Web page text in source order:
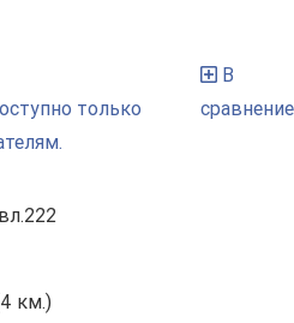
только
В
сравнение
км.)